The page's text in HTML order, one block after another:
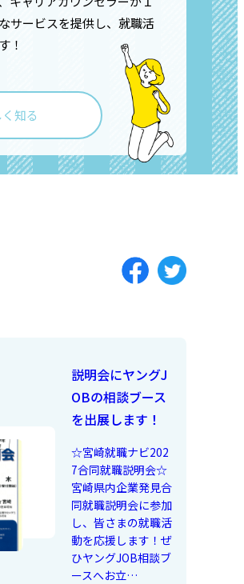
サービスを提供し、就職活
！
知る
説明会にヤングJ
OBの相談ブース
を出展します！
☆宮崎就職ナビ202
7合同就職説明会☆
宮崎県内企業発見合
同就職説明会に参加
し、皆さまの就職活
動を応援します！ぜ
ひヤングJOB相談ブ
ースへお立…